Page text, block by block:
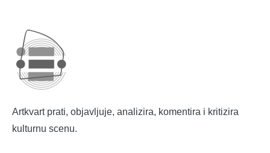
Artkvart prati, objavljuje, analizira, komentira i kritizira
kulturnu scenu.